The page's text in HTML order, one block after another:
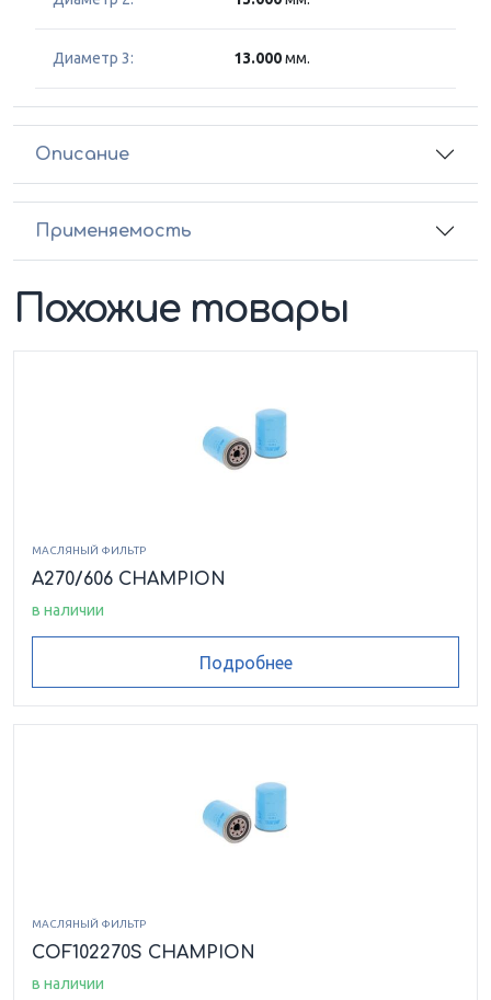
Диаметр 3: 13.000мм.
Описание
Применяемость
Похожие товары
МАСЛЯНЫЙ ФИЛЬТР
A270/606 CHAMPION
в наличии
Подробнее
МАСЛЯНЫЙ ФИЛЬТР
COF102270S CHAMPION
в наличии